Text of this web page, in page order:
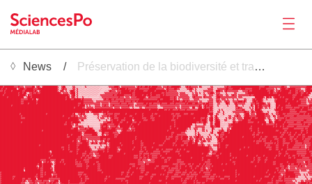
News
Productions
Activities
News Préservation de la biodiversité et transformations de la recherche dans la Zone Atelier Plaine et Val de Sèvre